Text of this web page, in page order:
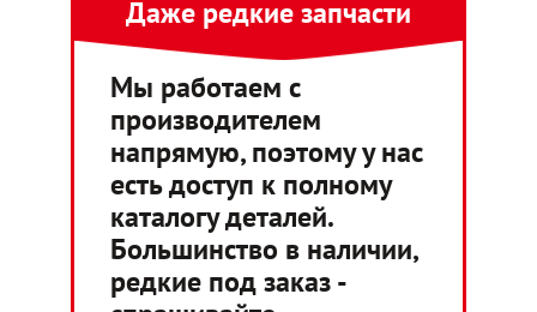
Даже редкие запчасти
Мы работаем с
производителем
напрямую, поэтому у нас
есть доступ к полному
каталогу деталей.
Большинство в наличии,
редкие под заказ -